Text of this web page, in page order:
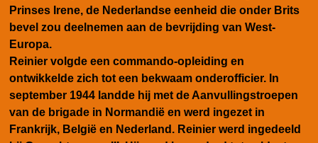
Prinses Irene, de Nederlandse eenheid die onder Brits
bevel zou deelnemen aan de bevrijding van West-
Europa.
Reinier volgde een commando-opleiding en
ontwikkelde zich tot een bekwaam onderofficier. In
september 1944 landde hij met de Aanvullingstroepen
van de brigade in Normandië en werd ingezet in
Frankrijk, België en Nederland. Reinier werd ingedeeld